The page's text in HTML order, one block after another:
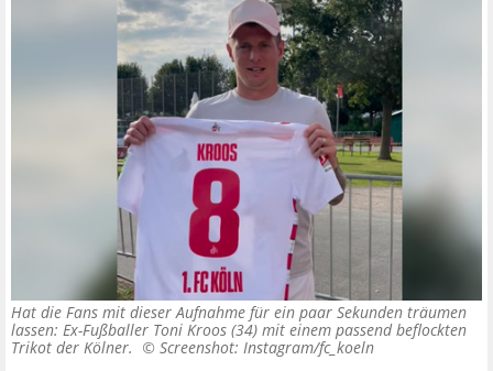
Hat die Fans mit dieser Aufnahme für ein paar Sekunden träumen
lassen: Ex-Fußballer Toni Kroos (34) mit einem passend beflockten
Trikot der Kölner. © Screenshot: Instagram/fc_koeln